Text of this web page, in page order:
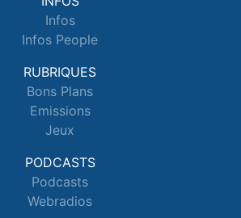
Infos
Infos People
RUBRIQUES
Bons Plans
Emissions
Jeux
PODCASTS
Podcasts
Webradios